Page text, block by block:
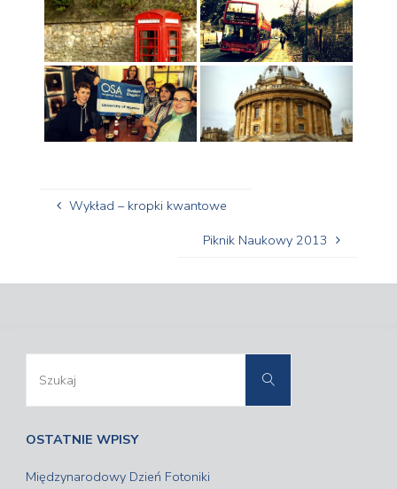
Wykład – kropki kwantowe
Piknik Naukowy 2013
Szukaj
OSTATNIE WPISY
Międzynarodowy Dzień Fotoniki